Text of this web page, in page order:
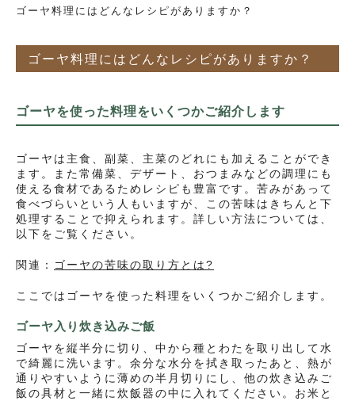
ゴーヤ料理にはどんなレシピがありますか？
ゴーヤ料理にはどんなレシピがありますか？
ゴーヤを使った料理をいくつかご紹介します
ゴーヤは主食、副菜、主菜のどれにも加えることができ
ます。また常備菜、デザート、おつまみなどの調理にも
使える食材であるためレシピも豊富です。苦みがあって
食べづらいという人もいますが、この苦味はきちんと下
処理することで抑えられます。詳しい方法については、
以下をご覧ください。
関連： ゴーヤの苦味の取り方とは?
ここではゴーヤを使った料理をいくつかご紹介します。
ゴーヤ入り炊き込みご飯
ゴーヤを縦半分に切り、中から種とわたを取り出して水
で綺麗に洗います。余分な水分を拭き取ったあと、熱が
通りやすいように薄めの半月切りにし、他の炊き込みご
飯の具材と一緒に炊飯器の中に入れてください。お米と